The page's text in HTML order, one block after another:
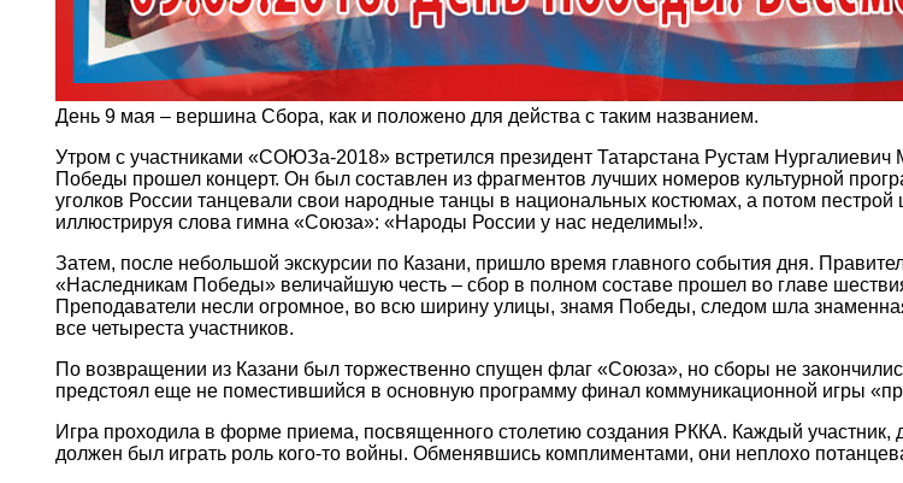
День 9 мая – вершина Сбора, как и положено для действа с таким названием.
Утром с участниками «СОЮЗа-2018» встретился президент Татарстана Рустам
Победы прошел концерт. Он был составлен из фрагментов лучших номеров культурной
уголков России танцевали свои народные танцы в национальных костюмах, а потом пестрой
иллюстрируя слова гимна «Союза»: «Народы России у нас неделимы!».
Затем, после небольшой экскурсии по Казани, пришло время главного события дня.
«Наследникам Победы» величайшую честь – сбор в полном составе прошел во главе
Преподаватели несли огромное, во всю ширину улицы, знамя Победы, следом шла
все четыреста участников.
По возвращении из Казани был торжественно спущен флаг «Союза», но сборы не
предстоял еще не поместившийся в основную программу финал коммуникационной игры
Игра проходила в форме приема, посвященного столетию создания РККА. Каждый участник,
должен был играть роль кого-то войны. Обменявшись комплиментами, они неплохо